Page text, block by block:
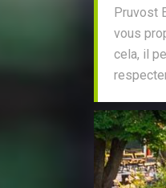
Pruvost
vous
cela, il